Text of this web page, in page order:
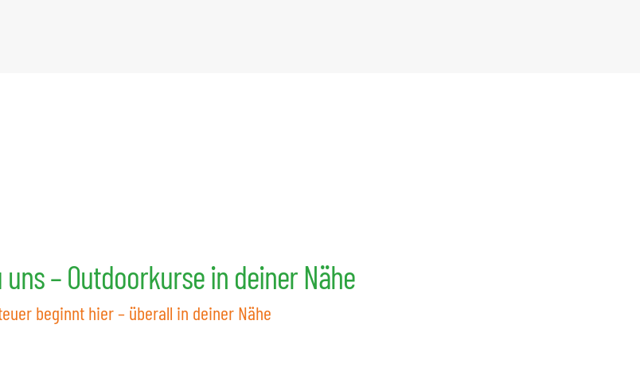
– Outdoorkurse in deiner Nähe
beginnt hier – überall in deiner Nähe